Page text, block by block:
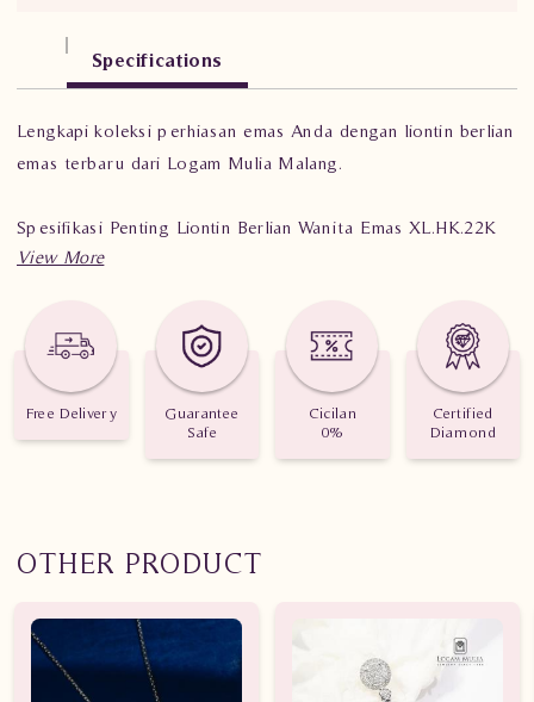
Specifications
Lengkapi koleksi perhiasan emas Anda dengan liontin berlian
emas terbaru dari Logam Mulia Malang.
Spesifikasi Penting Liontin Berlian Wanita Emas XL.HK.22K
sDES
Jumlah Berlian : 23 buah
Nilai Karat : 1.300 karat
Free Delivery
Guarantee
Safe
Cicilan
0%
Certified
Diamond
OTHER PRODUCT